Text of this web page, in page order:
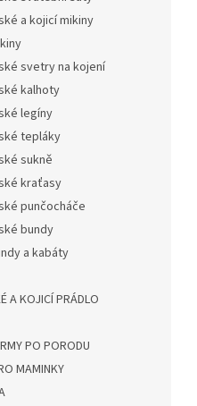
a kojicí mikiny
svetry na kojení
kalhoty
legíny
tepláky
sukně
kraťasy
punčocháče
bundy
a kabáty
A KOJICÍ PRÁDLO
PO PORODU
MAMINKY